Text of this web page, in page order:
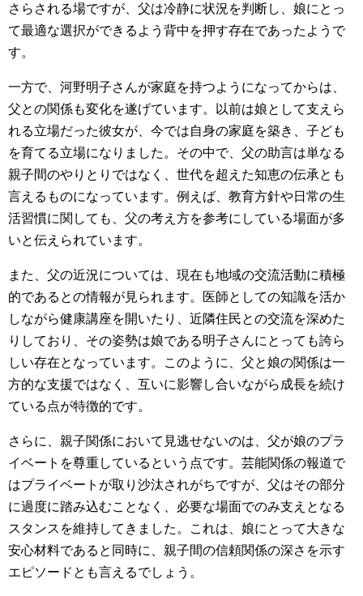
さらされる場ですが、父は冷静に状況を判断し、娘にとっ
て最適な選択ができるよう背中を押す存在であったようで
す。
一方で、河野明子さんが家庭を持つようになってからは、
父との関係も変化を遂げています。以前は娘として支えら
れる立場だった彼女が、今では自身の家庭を築き、子ども
を育てる立場になりました。その中で、父の助言は単なる
親子間のやりとりではなく、世代を超えた知恵の伝承とも
言えるものになっています。例えば、教育方針や日常の生
活習慣に関しても、父の考え方を参考にしている場面が多
いと伝えられています。
また、父の近況については、現在も地域の交流活動に積極
的であるとの情報が見られます。医師としての知識を活か
しながら健康講座を開いたり、近隣住民との交流を深めた
りしており、その姿勢は娘である明子さんにとっても誇ら
しい存在となっています。このように、父と娘の関係は一
方的な支援ではなく、互いに影響し合いながら成長を続け
ている点が特徴的です。
さらに、親子関係において見逃せないのは、父が娘のプラ
イベートを尊重しているという点です。芸能関係の報道で
はプライベートが取り沙汰されがちですが、父はその部分
に過度に踏み込むことなく、必要な場面でのみ支えとなる
スタンスを維持してきました。これは、娘にとって大きな
安心材料であると同時に、親子間の信頼関係の深さを示す
エピソードとも言えるでしょう。